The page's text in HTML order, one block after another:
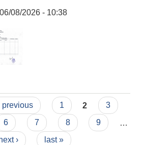
08/2026 - 10:38
previous 1 2
3
6 7 8 9
›
last »